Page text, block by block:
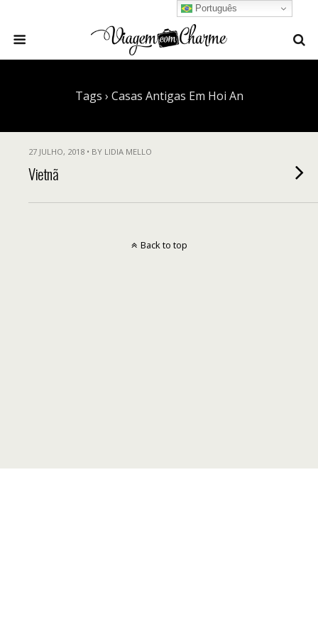
Tags › Casas Antigas Em Hoi An
27 JULHO, 2018 • BY LIDIA MELLO
Vietnã
Português
Back to top